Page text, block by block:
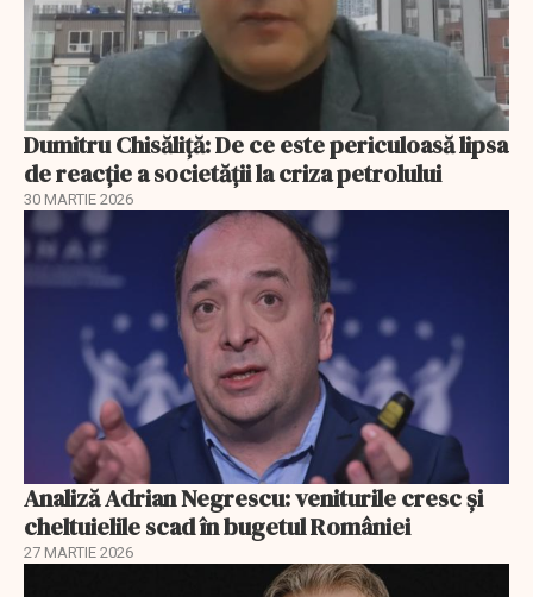
Dumitru Chisăliță: De ce este periculoasă lipsa
de reacție a societății la criza petrolului
30 MARTIE 2026
Analiză Adrian Negrescu: veniturile cresc și
cheltuielile scad în bugetul României
27 MARTIE 2026